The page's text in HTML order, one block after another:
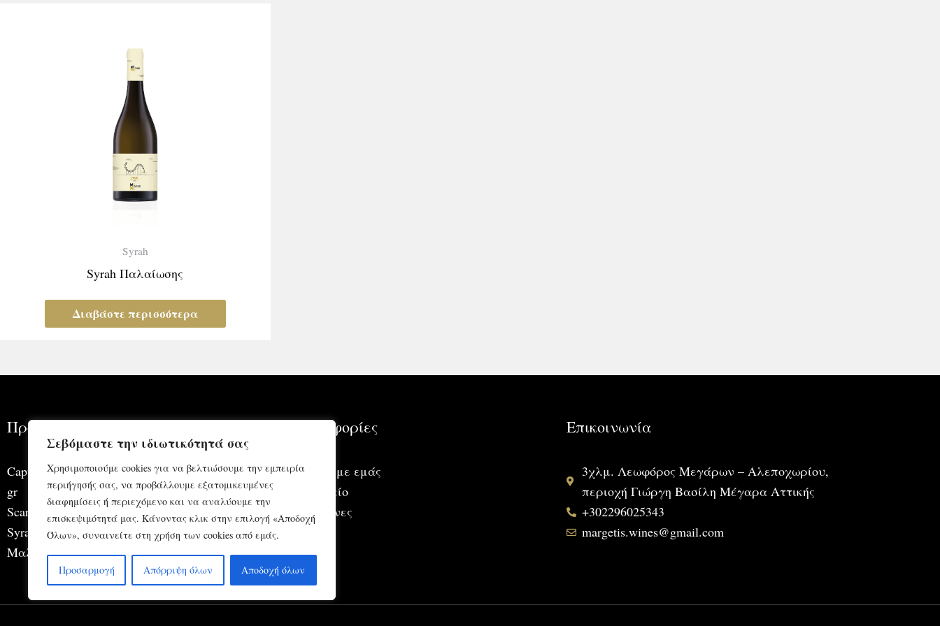
Σεβόμαστε την ιδιωτικότητά σας
Χρησιμοποιούμε cookies για να βελτιώσουμε την εμπειρία
περιήγησής σας, να προβάλλουμε εξατομικευμένες
διαφημίσεις ή περιεχόμενο και να αναλύουμε την
επισκεψιμότητά μας. Κάνοντας κλικ στην επιλογή «Αποδοχή
Όλων», συναινείτε στη χρήση των cookies από εμάς.
Προσαρμογή Απόρριψη όλων Αποδοχή όλων
Syrah
Syrah Παλαίωσης
Διαβάστε περισσότερα
Προϊόντα
Captain
gr
Scarabeo
Syrah
Μαλαγουζιά
Πληροφορίες
Σχετικά με εμάς
Οινοποιείο
Αμπελώνες
Επικοινωνία
3χλμ. Λεωφόρος Μεγάρων – Αλεποχωρίου,
περιοχή Γιώργη Βασίλη Μέγαρα Αττικής
+302296025343
margetis.wines@gmail.com